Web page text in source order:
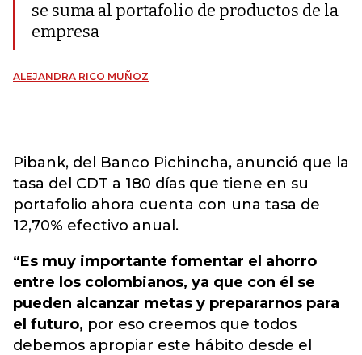
se suma al portafolio de productos de la
empresa
ALEJANDRA RICO MUÑOZ
Pibank, del Banco Pichincha, anunció que la
tasa del CDT a 180 días que tiene en su
portafolio ahora cuenta con una tasa de
12,70% efectivo anual.
“Es muy importante fomentar el ahorro
entre los colombianos, ya que con él se
pueden alcanzar metas y prepararnos para
el futuro, por eso creemos que todos
debemos apropiar este hábito desde el